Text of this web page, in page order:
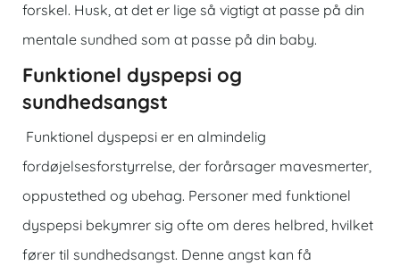
forskel. Husk, at det er lige så vigtigt at passe på din
mentale sundhed som at passe på din baby.
Funktionel dyspepsi og
sundhedsangst
Funktionel dyspepsi er en almindelig
fordøjelsesforstyrrelse, der forårsager mavesmerter,
oppustethed og ubehag. Personer med funktionel
dyspepsi bekymrer sig ofte om deres helbred, hvilket
fører til sundhedsangst. Denne angst kan få